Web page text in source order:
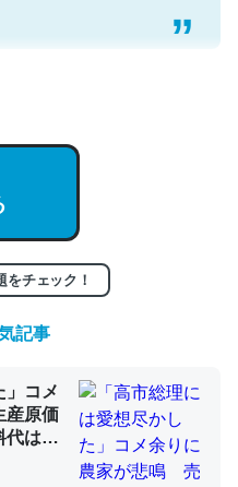
良記事。/続編来た
entry/2023/03/27
の伏線」は回収されないけ
。進化すればするほど分
（１） - conceptualization
をチェック！
記事
」コメ
産原価
代は高
プ